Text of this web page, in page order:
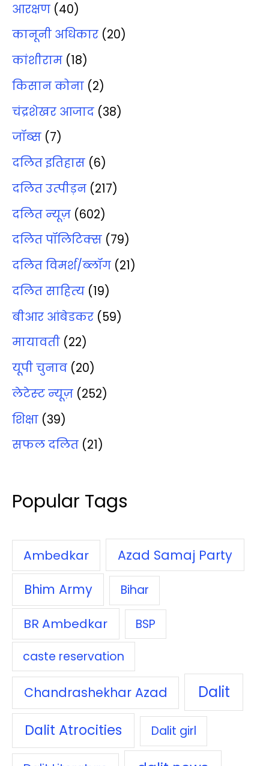
आरक्षण (40)
कानूनी अधिकार (20)
कांशीराम (18)
किसान कोना (2)
चंद्रशेखर आजाद (38)
जॉब्‍स (7)
दलित इतिहास (6)
दलित उत्‍पीड़न (217)
दलित न्‍यूज़ (602)
दलित पॉलिटिक्‍स (79)
दलित विमर्श/ब्‍लॉग (21)
दलित साहित्‍य (19)
बीआर आंबेडकर (59)
मायावती (22)
यूपी चुनाव (20)
लेटेस्‍ट न्‍यूज़ (252)
शिक्षा (39)
सफल दलित (21)
Popular Tags
Ambedkar
Azad Samaj Party
Bhim Army
Bihar
BR Ambedkar
BSP
caste reservation
Chandrashekhar Azad Dalit
Dalit Atrocities Dalit girl